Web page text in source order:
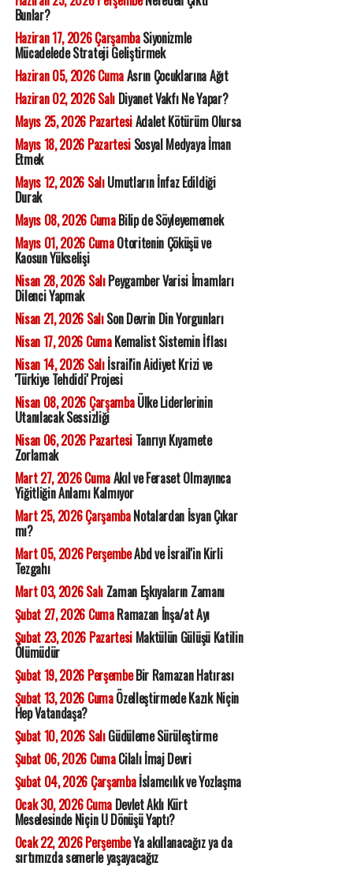
Bunlar?
Haziran 17, 2026 ÇarşambaSiyonizmle
Mücadelede Strateji Geliştirmek
Haziran 05, 2026 CumaAsrın Çocuklarına Ağıt
Haziran 02, 2026 SalıDiyanet Vakfı Ne Yapar?
Mayıs 25, 2026 PazartesiAdalet Kötürüm Olursa
Mayıs 18, 2026 PazartesiSosyal Medyaya İman
Etmek
Mayıs 12, 2026 SalıUmutların İnfaz Edildiği
Durak
Mayıs 08, 2026 CumaBilip de Söyleyememek
Mayıs 01, 2026 CumaOtoritenin Çöküşü ve
Kaosun Yükselişi
Nisan 28, 2026 SalıPeygamber Varisi İmamları
Dilenci Yapmak
Nisan 21, 2026 SalıSon Devrin Din Yorgunları
Nisan 17, 2026 CumaKemalist Sistemin İflası
Nisan 14, 2026 Salıİsrail'in Aidiyet Krizi ve
'Türkiye Tehdidi' Projesi
Nisan 08, 2026 ÇarşambaÜlke Liderlerinin
Utanılacak Sessizliği
Nisan 06, 2026 PazartesiTanrıyı Kıyamete
Zorlamak
Mart 27, 2026 CumaAkıl ve Feraset Olmayınca
Yiğitliğin Anlamı Kalmıyor
Mart 25, 2026 ÇarşambaNotalardan İsyan Çıkar
mı?
Mart 05, 2026 PerşembeAbd ve İsrail'in Kirli
Tezgahı
Mart 03, 2026 SalıZaman Eşkıyaların Zamanı
Şubat 27, 2026 CumaRamazan İnşa/at Ayı
Şubat 23, 2026 PazartesiMaktülün Gülüşü Katilin
Ölümüdür
Şubat 19, 2026 PerşembeBir Ramazan Hatırası
Şubat 13, 2026 CumaÖzelleştirmede Kazık Niçin
Hep Vatandaşa?
Şubat 10, 2026 SalıGüdüleme Sürüleştirme
Şubat 06, 2026 CumaCilalı İmaj Devri
Şubat 04, 2026 Çarşambaİslamcılık ve Yozlaşma
Ocak 30, 2026 CumaDevlet Aklı Kürt
Meselesinde Niçin U Dönüşü Yaptı?
Ocak 22, 2026 PerşembeYa akıllanacağız ya da
sırtımızda semerle yaşayacağız